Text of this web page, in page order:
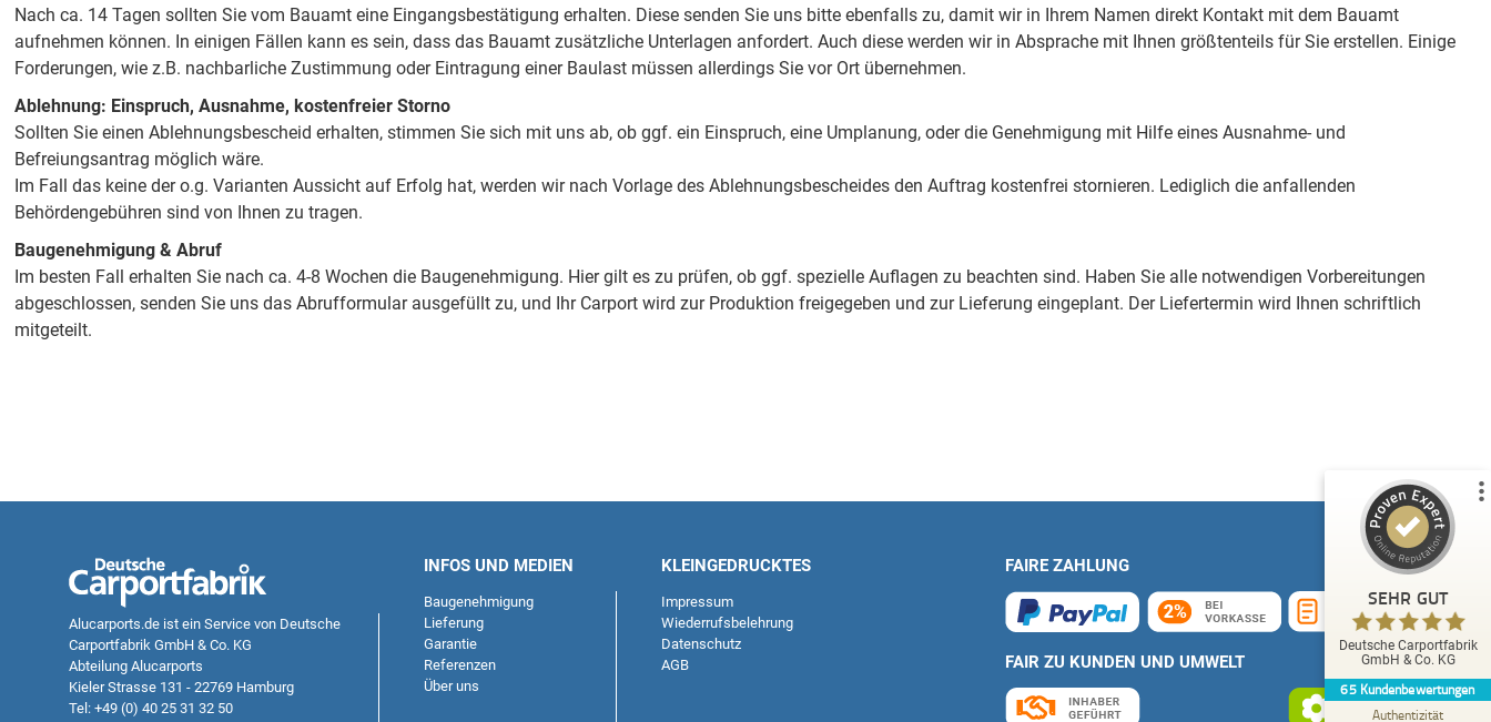
Nach ca. 14 Tagen sollten Sie vom Bauamt eine Eingangsbestätigung erhalten. Diese senden Sie uns bitte ebenfalls zu, damit wir in Ihrem Namen direkt Kontakt mit dem Bauamt
aufnehmen können. In einigen Fällen kann es sein, dass das Bauamt zusätzliche Unterlagen anfordert. Auch diese werden wir in Absprache mit Ihnen größtenteils für Sie erstellen. Einige
Forderungen, wie z.B. nachbarliche Zustimmung oder Eintragung einer Baulast müssen allerdings Sie vor Ort übernehmen.
Ablehnung: Einspruch, Ausnahme, kostenfreier Storno
Sollten Sie einen Ablehnungsbescheid erhalten, stimmen Sie sich mit uns ab, ob ggf. ein Einspruch, eine Umplanung, oder die Genehmigung mit Hilfe eines Ausnahme- und
Befreiungsantrag möglich wäre.
Im Fall das keine der o.g. Varianten Aussicht auf Erfolg hat, werden wir nach Vorlage des Ablehnungsbescheides den Auftrag kostenfrei stornieren. Lediglich die anfallenden
Behördengebühren sind von Ihnen zu tragen.
Baugenehmigung & Abruf
Im besten Fall erhalten Sie nach ca. 4-8 Wochen die Baugenehmigung. Hier gilt es zu prüfen, ob ggf. spezielle Auflagen zu beachten sind. Haben Sie alle notwendigen Vorbereitungen
abgeschlossen, senden Sie uns das Abrufformular ausgefüllt zu, und Ihr Carport wird zur Produktion freigegeben und zur Lieferung eingeplant. Der Liefertermin wird Ihnen schriftlich
mitgeteilt.
Alucarports.de ist ein Service von Deutsche
Carportfabrik GmbH & Co. KG
Abteilung Alucarports
Kieler Strasse 131 - 22769 Hamburg
Tel: +49 (0) 40 25 31 32 50
INFOS UND MEDIEN
Baugenehmigung
Lieferung
Garantie
Referenzen
Über uns
KLEINGEDRUCKTES
Impressum
Wiederrufsbelehrung
Datenschutz
AGB
FAIRE ZAHLUNG
FAIR ZU KUNDEN UND UMWELT
SEHR GUT
Deutsche Carportfabrik
GmbH & Co. KG
65 Kundenbewertungen
Authentizität
14
Bewertungen auf
ProvenExpert.com
51
Blick aufs ProvenExpert-Profil werfen
Eckhard L.
4,80
Kompetente Ansprechpartner sind immer zu
erreichen.